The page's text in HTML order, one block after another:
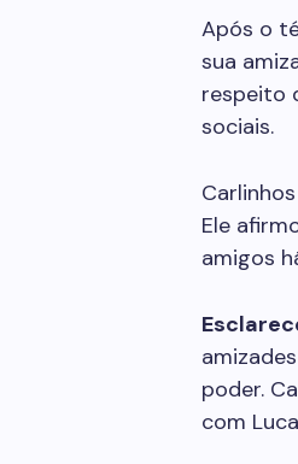
Após o
sua
respeito
sociais.
Ele
amigos
poder.
com